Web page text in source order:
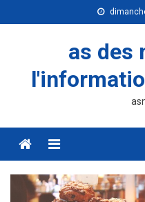
to
as des
Menu